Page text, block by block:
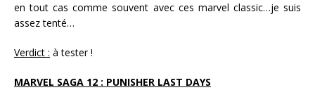
en tout cas comme souvent avec ces marvel classic…je suis
assez tenté…
Verdict : à tester !
MARVEL SAGA 12 : PUNISHER LAST DAYS